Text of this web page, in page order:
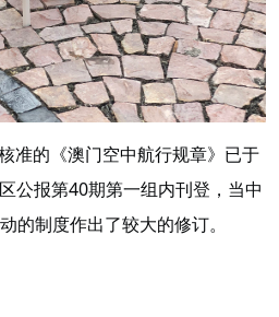
准的《澳门空中航行规章》已于
公报第40期第一组内刊登，当中
的制度作出了较大的修订。